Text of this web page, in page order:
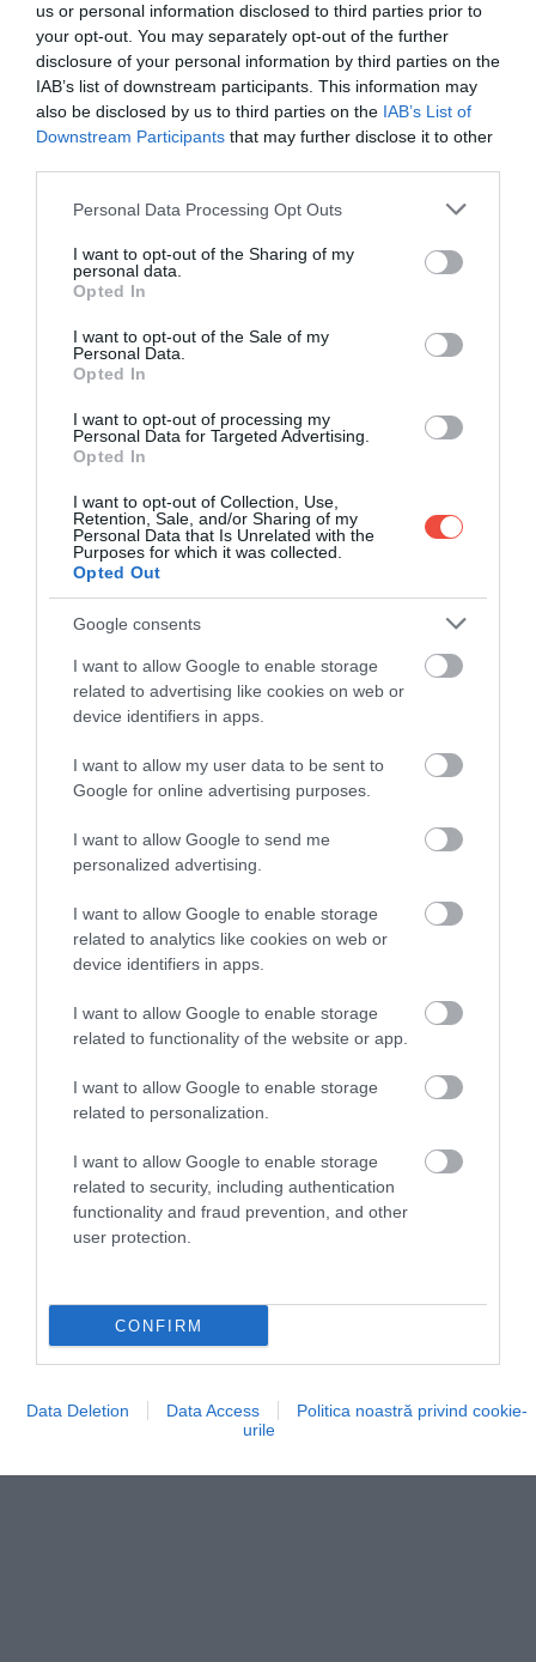
us or personal information disclosed to third parties prior to
your opt-out. You may separately opt-out of the further
disclosure of your personal information by third parties on the
IAB’s list of downstream participants. This information may
also be disclosed by us to third parties on the IAB’s List of
Downstream Participants that may further disclose it to other
Please note that this website/app uses one or more Google
not limited to your visit or usage behaviour. You may click to
grant or deny consent to Google and its third-party tags to
use your data for below specified purposes in below Google
consent section.
Personal Data Processing Opt Outs
I want to opt-out of the Sharing of my
personal data.
Opted In
I want to opt-out of the Sale of my
Personal Data.
Opted In
I want to opt-out of processing my
Personal Data for Targeted Advertising.
Opted In
I want to opt-out of Collection, Use,
Retention, Sale, and/or Sharing of my
Personal Data that Is Unrelated with the
Purposes for which it was collected.
Opted Out
Google consents
I want to allow Google to enable storage
related to advertising like cookies on web or
device identifiers in apps.
I want to allow my user data to be sent to
Google for online advertising purposes.
I want to allow Google to send me
personalized advertising.
I want to allow Google to enable storage
related to analytics like cookies on web or
device identifiers in apps.
I want to allow Google to enable storage
related to functionality of the website or app.
I want to allow Google to enable storage
related to personalization.
I want to allow Google to enable storage
related to security, including authentication
functionality and fraud prevention, and other
user protection.
CONFIRM
Data Deletion Data Access
Politica noastră privind cookie-
urile
Nu Italia este pe primul loc: țara europeană
unde turiștii petrec cele mai multe nopți
Potrivit unei analize recente, cele mai populare
destinații ale Europei rămân, în continuare…
MAPAMOND
Gyros și döner kebab: care este diferența
Gyrosul și döner kebabul fac, fără îndoială, parte
dintre cele mai populare preparate de tip street…